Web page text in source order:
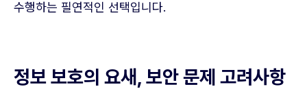
수행하는 필연적인 선택입니다.
정보 보호의 요새, 보안 문제 고려사항